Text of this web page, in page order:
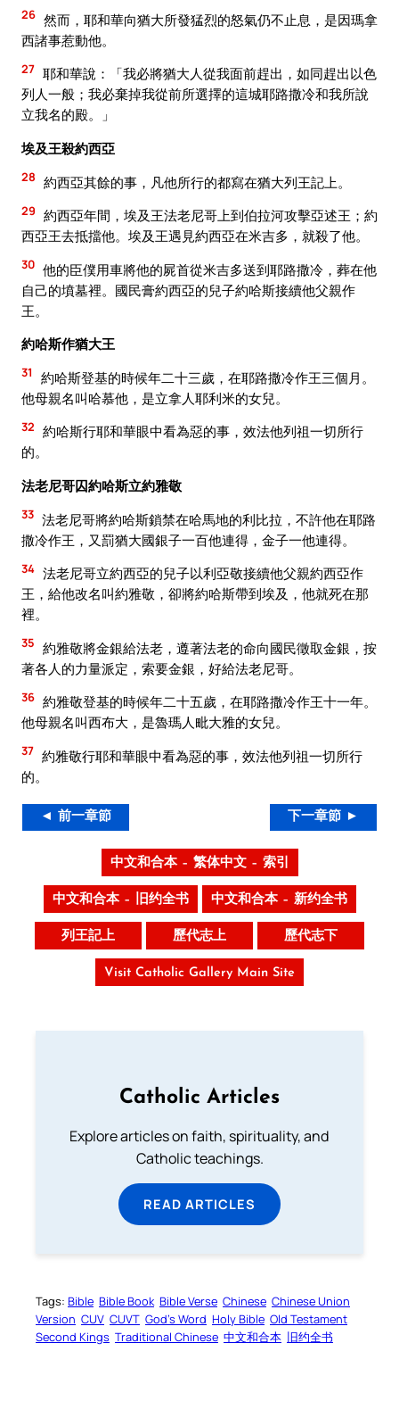
26 然而，耶和華向猶大所發猛烈的怒氣仍不止息，是因瑪拿
西諸事惹動他。
27 耶和華說：「我必將猶大人從我面前趕出，如同趕出以色
列人一般；我必棄掉我從前所選擇的這城耶路撒冷和我所說
立我名的殿。」
埃及王殺約西亞
28 約西亞其餘的事，凡他所行的都寫在猶大列王記上。
29 約西亞年間，埃及王法老尼哥上到伯拉河攻擊亞述王；約
西亞王去抵擋他。埃及王遇見約西亞在米吉多，就殺了他。
30 他的臣僕用車將他的屍首從米吉多送到耶路撒冷，葬在他
自己的墳墓裡。國民膏約西亞的兒子約哈斯接續他父親作
王。
約哈斯作猶大王
31
約哈斯登基的時候年二十三歲，在耶路撒冷作王三個月。
他母親名叫哈慕他，是立拿人耶利米的女兒。
32 約哈斯行耶和華眼中看為惡的事，效法他列祖一切所行
的。
法老尼哥囚約哈斯立約雅敬
33 法老尼哥將約哈斯鎖禁在哈馬地的利比拉，不許他在耶路
撒冷作王，又罰猶大國銀子一百他連得，金子一他連得。
34 法老尼哥立約西亞的兒子以利亞敬接續他父親約西亞作
王，給他改名叫約雅敬，卻將約哈斯帶到埃及，他就死在那
裡。
35 約雅敬將金銀給法老，遵著法老的命向國民徵取金銀，按
著各人的力量派定，索要金銀，好給法老尼哥。
36 約雅敬登基的時候年二十五歲，在耶路撒冷作王十一年。
他母親名叫西布大，是魯瑪人毗大雅的女兒。
37 約雅敬行耶和華眼中看為惡的事，效法他列祖一切所行
的。
◄ 前一章節 下一章節 ►
中文和合本 – 繁体中文 – 索引
中文和合本 – 旧约全书 中文和合本 – 新约全书
列王記上 歷代志上 歷代志下
Visit Catholic Gallery Main Site
Catholic Articles
Explore articles on faith, spirituality, and
Catholic teachings.
READ ARTICLES
Tags: Bible Bible Book Bible Verse Chinese Chinese Union
Version CUV CUVT God’s Word Holy Bible Old Testament
Second Kings Traditional Chinese 中文和合本 旧约全书